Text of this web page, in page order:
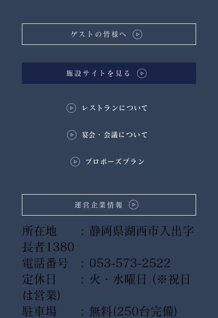
所在地 : 静岡県湖西市入出字
長者1380
電話番号 : 053-573-2522
定休日 : 火・水曜日
(※祝日
は営業)
駐車場 : 無料(250台完備)
施設サイトを見る
ゲストの皆様へ
運営企業情報
​宴会・会議について
プロポーズプラン
レストランについて